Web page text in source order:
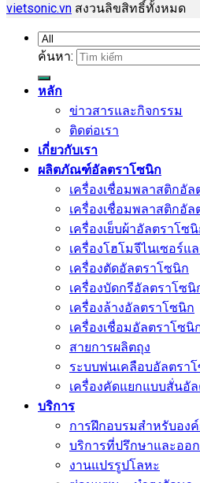
vietsonic.vn สงวนลิขสิทธิ์ทั้งหมด
ค้นหา:
หลัก
ข่าวสารและกิจกรรม
ติดต่อเรา
เกี่ยวกับเรา
ผลิตภัณฑ์อัลตราโซนิก
เครื่องเชื่อมพลาสติกอั
เครื่องเชื่อมพลาสติกอั
เครื่องเย็บผ้าอัลตราโซ
เครื่องโฮโมจีไนเซอร์
เครื่องตัดอัลตราโซนิก
เครื่องบัดกรีอัลตราโซนิ
เครื่องล้างอัลตราโซนิก
เครื่องเชื่อมอัลตราโซ
สายการผลิตถุง
ระบบพ่นเคลือบอัลตรา
เครื่องคัดแยกแบบสั่นอั
บริการ
การฝึกอบรมสำหรับอง
บริการที่ปรึกษาและออ
งานแปรรูปโลหะ